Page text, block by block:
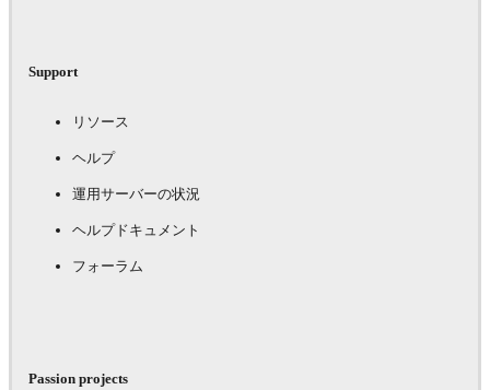
Support
リソース
ヘルプ
運用サーバーの状況
ヘルプドキュメント
フォーラム
Passion projects